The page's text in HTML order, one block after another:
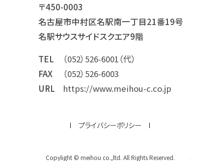
〒450-0003
名古屋市中村区名駅南一丁目21番19号
名駅サウスサイドスクエア9階
TEL
（052）526-6001（代）
FAX
（052）526-6003
URL
https://www.meihou-c.co.jp
プライバシーポリシー
Copylight © meihou co.,ltd. All Rights Reserved.